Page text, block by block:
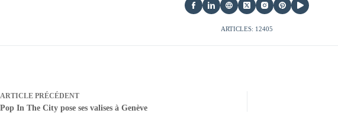
ARTICLES: 12405
ARTICLE PRÉCÉDENT
Pop In The City pose ses valises à Genève